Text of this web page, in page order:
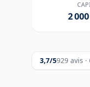
2
3,7/5929 avis ·